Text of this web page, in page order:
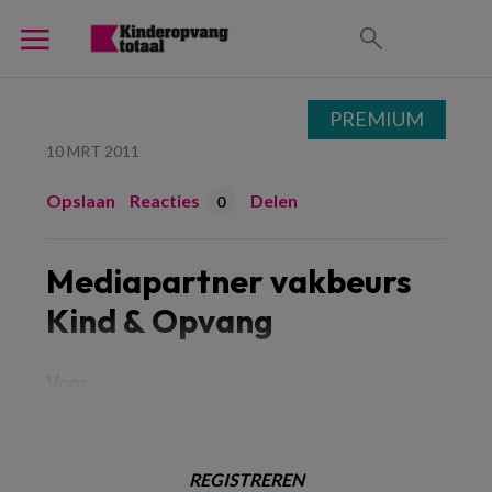
10 MRT 2011
Opslaan Reacties 0 Delen
Mediapartner vakbeurs
Kind & Opvang
REGISTREREN
PREMIUM